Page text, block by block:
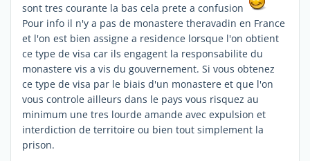
sont tres courante la bas cela prete a confusion
Pour info il n'y a pas de monastere theravadin en France
et l'on est bien assigne a residence lorsque l'on obtient
ce type de visa car ils engagent la responsabilite du
monastere vis a vis du gouvernement. Si vous obtenez
ce type de visa par le biais d'un monastere et que l'on
vous controle ailleurs dans le pays vous risquez au
minimum une tres lourde amande avec expulsion et
interdiction de territoire ou bien tout simplement la
prison.